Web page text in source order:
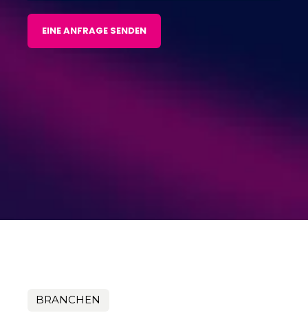
EINE ANFRAGE SENDEN
BRANCHEN